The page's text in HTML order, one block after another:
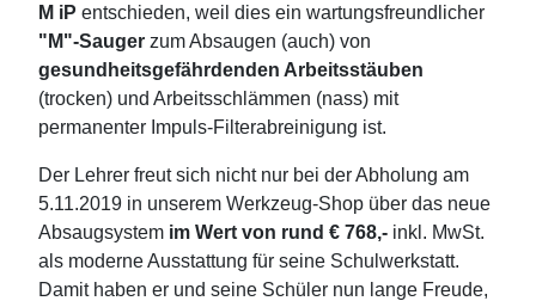
M iP entschieden, weil dies ein wartungsfreundlicher
"M"-Sauger zum Absaugen (auch) von
gesundheitsgefährdenden Arbeitsstäuben
(trocken) und Arbeitsschlämmen (nass) mit
permanenter Impuls-Filterabreinigung ist.
Der Lehrer freut sich nicht nur bei der Abholung am
5.11.2019 in unserem Werkzeug-Shop über das neue
Absaugsystem im Wert von rund € 768,- inkl. MwSt.
als moderne Ausstattung für seine Schulwerkstatt.
Damit haben er und seine Schüler nun lange Freude,